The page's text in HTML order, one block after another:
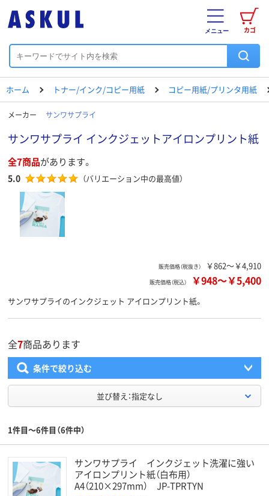
カゴ
メニュー
ホーム トナー/インク/コピー用紙 コピー用紙/プリンタ用紙
メーカー サンワサプライ
サンワサプライ インクジェットアイロンプリント紙
全7商品があります。
5.0 （バリエーション中の最高値）
販売価格（税抜き） ￥862～￥4,910
販売価格（税込） ￥948～￥5,400
サンワサプライのインクジェット アイロンプリント紙。
全7商品あります
条件で絞り込む
並び替え：指定なし
1件目～6件目（6件中）
サンワサプライ インクジェット洗濯に強い
アイロンプリント紙（白布用）
A4（210×297mm） JP-TPRTYN